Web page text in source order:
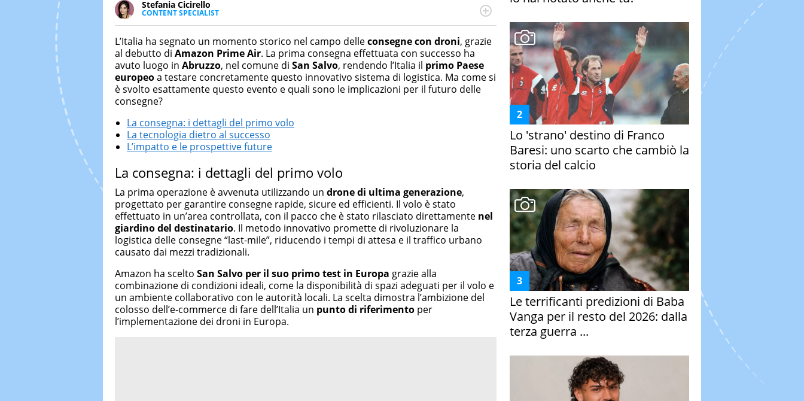
Stefania Cicirello
CONTENT SPECIALIST
Content writer, video editor e fotografa, ha conseguito un Master in Digital & Social
focus su Costume & Società, Moda e Bellezza.
L’Italia ha segnato un momento storico nel campo delleconsegne con droni, grazie
al debutto di Amazon Prime Air. La prima consegna effettuata con successo ha
avuto luogo in Abruzzo, nel comune di San Salvo, rendendo l’Italia il primo Paese
europeoa testare concretamente questo innovativo sistema di logistica. Ma come si
è svolto esattamente questo evento e quali sono le implicazioni per il futuro delle
consegne?
La consegna: i dettagli del primo volo
La tecnologia dietro al successo
L’impatto e le prospettive future
La consegna: i dettagli del primo volo
La prima operazione è avvenuta utilizzando un drone di ultima generazione,
progettato per garantire consegne rapide, sicure ed efficienti. Il volo è stato
effettuato in un’area controllata, con il pacco che è stato rilasciato direttamente nel
giardino del destinatario. Il metodo innovativo promette di rivoluzionare la
logistica delle consegne “last-mile”, riducendo i tempi di attesa e il traffico urbano
causato dai mezzi tradizionali.
Amazon ha scelto San Salvo per il suo primo test in Europa grazie alla
combinazione di condizioni ideali, come la disponibilità di spazi adeguati per il volo e
un ambiente collaborativo con le autorità locali. La scelta dimostra l’ambizione del
colosso dell’e-commerce di fare dell’Italia un punto di riferimento per
l’implementazione dei droni in Europa.
Lo 'strano' destino di Franco
Baresi: uno scarto che cambiò la
storia del calcio
Le terrificanti predizioni di Baba
Vanga per il resto del 2026: dalla
terza guerra ...